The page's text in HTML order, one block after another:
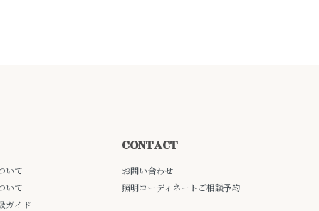
いて
いて
ガイド
CONTACT
お問い合わせ
照明コーディネートご相談予約